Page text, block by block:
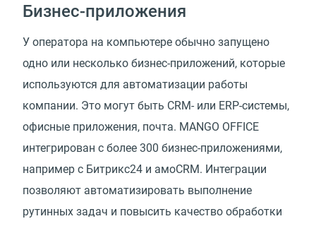
Бизнес-приложения
У оператора на компьютере обычно запущено
одно или несколько бизнес-приложений, которые
используются для автоматизации работы
компании. Это могут быть CRM- или ERP-системы,
офисные приложения, почта. MANGO OFFICE
интегрирован с более 300 бизнес-приложениями,
например с Битрикс24 и амоCRM. Интеграции
позволяют автоматизировать выполнение
рутинных задач и повысить качество обработки